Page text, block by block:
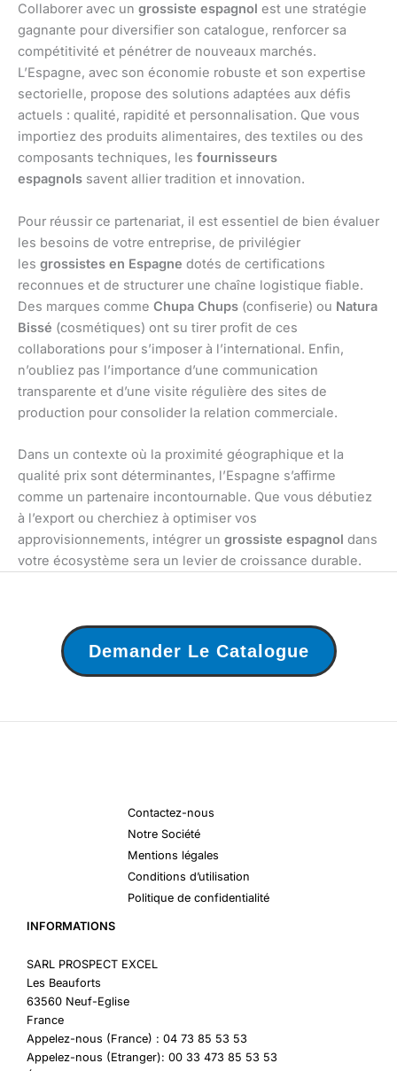
Collaborer avec un grossiste espagnol est une stratégie
gagnante pour diversifier son catalogue, renforcer sa
compétitivité et pénétrer de nouveaux marchés.
L’Espagne, avec son économie robuste et son expertise
sectorielle, propose des solutions adaptées aux défis
actuels : qualité, rapidité et personnalisation. Que vous
importiez des produits alimentaires, des textiles ou des
composants techniques, les fournisseurs
espagnols savent allier tradition et innovation.
Pour réussir ce partenariat, il est essentiel de bien évaluer
les besoins de votre entreprise, de privilégier
les grossistes en Espagne dotés de certifications
reconnues et de structurer une chaîne logistique fiable.
Des marques comme Chupa Chups (confiserie) ou Natura
Bissé (cosmétiques) ont su tirer profit de ces
collaborations pour s’imposer à l’international. Enfin,
n’oubliez pas l’importance d’une communication
transparente et d’une visite régulière des sites de
production pour consolider la relation commerciale.
Dans un contexte où la proximité géographique et la
qualité prix sont déterminantes, l’Espagne s’affirme
comme un partenaire incontournable. Que vous débutiez
à l’export ou cherchiez à optimiser vos
approvisionnements, intégrer un grossiste espagnol dans
votre écosystème sera un levier de croissance durable.
Demander Le Catalogue
Contactez-nous
Notre Société
Mentions légales
Conditions d’utilisation
Politique de confidentialité
INFORMATIONS
SARL PROSPECT EXCEL
Les Beauforts
63560 Neuf-Eglise
France
Appelez-nous (France) : 04 73 85 53 53
Appelez-nous (Etranger): 00 33 473 85 53 53